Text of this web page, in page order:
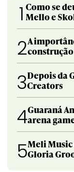
1 Como se
Mello e
2A
3Depois da
Creators
4Guaraná
arena
5Meli Music
Gloria